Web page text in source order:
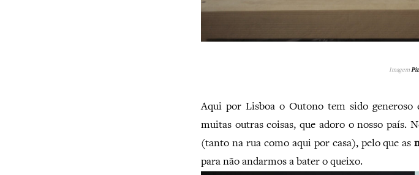
Imagem
Aqui por Lisboa o Outono tem sido
muitas outras coisas, que adoro o nosso país.
(tanto na rua como aqui por casa), pelo que as
para não andarmos a bater o queixo.